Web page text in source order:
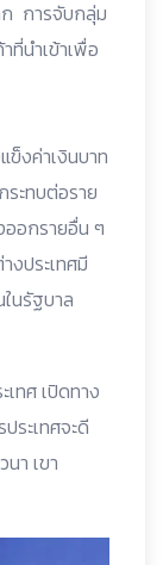
ก การจับกลุ่ม
ที่นำเข้าเพื่อ
ข็งค่าเงินบาท
ระทบต่อราย
ออกรายอื่น ๆ
งประเทศมี
นรัฐบาล
เทศ เปิดทาง
ระเทศจะดี
นา เขา